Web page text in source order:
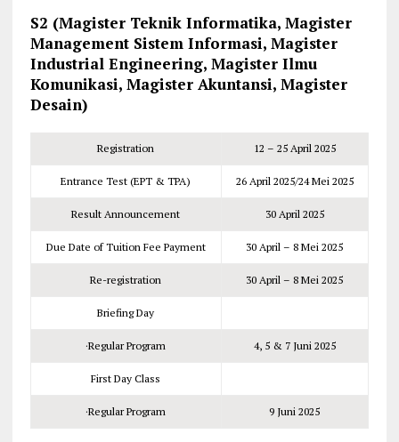
S2 (Magister Teknik Informatika, Magister
Management Sistem Informasi, Magister
Industrial Engineering, Magister Ilmu
Komunikasi, Magister Akuntansi, Magister
Desain)
Registration 12 – 25 April 2025
Entrance Test (EPT & TPA) 26 April 2025/24 Mei 2025
Result Announcement 30 April 2025
Due Date of Tuition Fee Payment 30 April– 8 Mei 2025
Re-registration 30 April– 8 Mei 2025
Briefing Day
·Regular Program 4, 5 & 7 Juni 2025
First Day Class
·Regular Program 9 Juni 2025